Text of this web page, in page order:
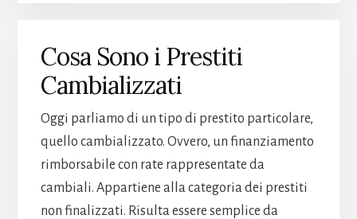
Cosa Sono i Prestiti
Cambializzati
Oggi parliamo di un tipo di prestito particolare,
quello cambializzato. Ovvero, un finanziamento
rimborsabile con rate rappresentate da
cambiali. Appartiene alla categoria dei prestiti
non finalizzati. Risulta essere semplice da